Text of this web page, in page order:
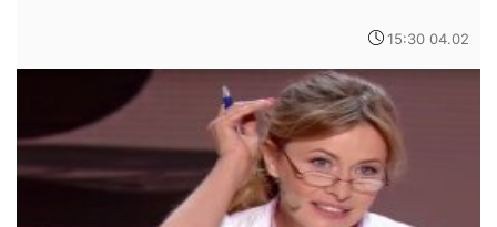
15:30 04.02